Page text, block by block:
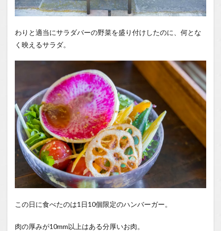
わりと適当にサラダバーの野菜を盛り付けしたのに、何とな
く映えるサラダ。
この日に食べたのは1日10個限定のハンバーガー。
肉の厚みが10mm以上はある分厚いお肉。